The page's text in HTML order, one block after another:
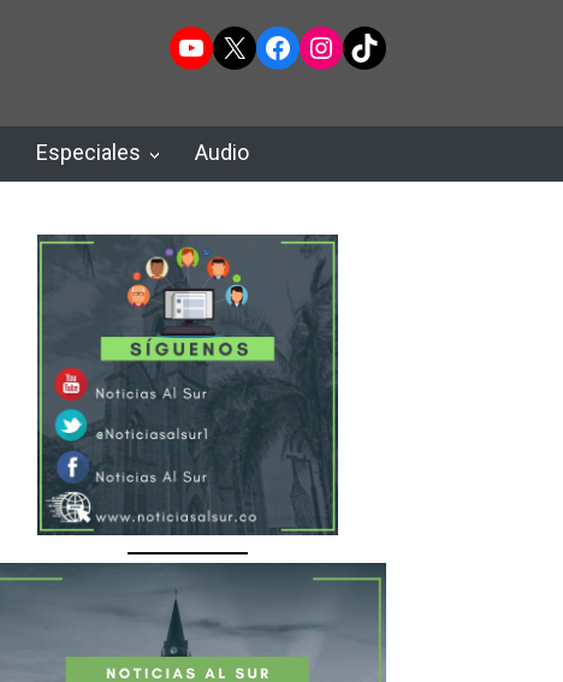
YouTube
X Facebook
Instagram
TikTok
Especiales Audio